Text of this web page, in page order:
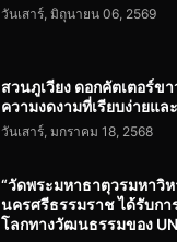
วันเสาร์, มิถุนายน 06, 2569
สวนภูเวียง ดอกคัตเตอร์
ความงดงามที่เรียบง่ายแ
วันเสาร์, มกราคม 18, 2568
“วัดพระมหาธาตุวรมหาวิห
นครศรีธรรมราช ได้รับก
โลกทางวัฒนธรรมของ